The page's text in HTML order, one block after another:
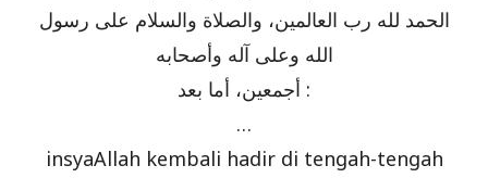
الحمد لله رب العالمين، والصلاة والسلام على رسول
الله وعلى آله وأصحابه
أجمعين، أما بعد :
…
insyaAllah kembali hadir di tengah-tengah